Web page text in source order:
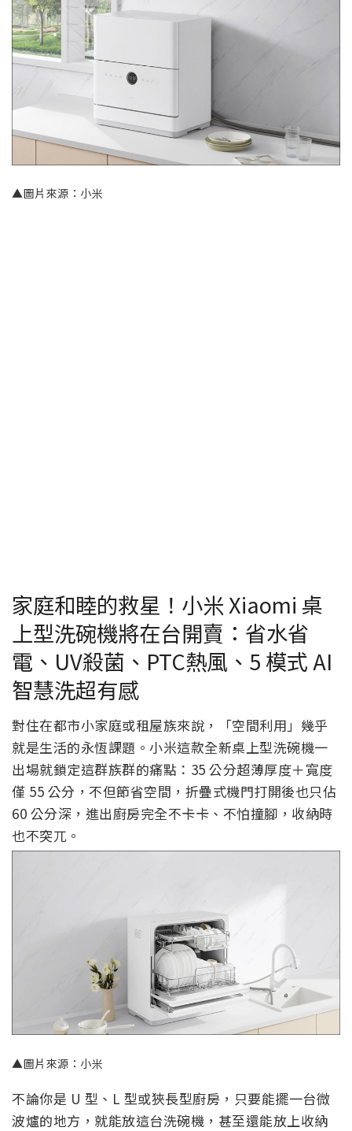
▲圖片來源：小米
家庭和睦的救星！小米 Xiaomi 桌
上型洗碗機將在台開賣：省水省
電、UV殺菌、PTC熱風、5 模式 AI
智慧洗超有感
對住在都市小家庭或租屋族來說，「空間利用」幾乎
就是生活的永恆課題。小米這款全新桌上型洗碗機一
出場就鎖定這群族群的痛點：35 公分超薄厚度＋寬度
僅 55 公分，不但節省空間，折疊式機門打開後也只佔
60 公分深，進出廚房完全不卡卡、不怕撞腳，收納時
也不突兀。
▲圖片來源：小米
不論你是 U 型、L 型或狹長型廚房，只要能擺一台微
波爐的地方，就能放這台洗碗機，甚至還能放上收納